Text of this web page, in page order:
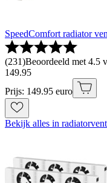
SpeedComfort radiator
(231)Beoordeeld met 4.5
149.95
Prijs: 149.95 euro
Bekijk alles in